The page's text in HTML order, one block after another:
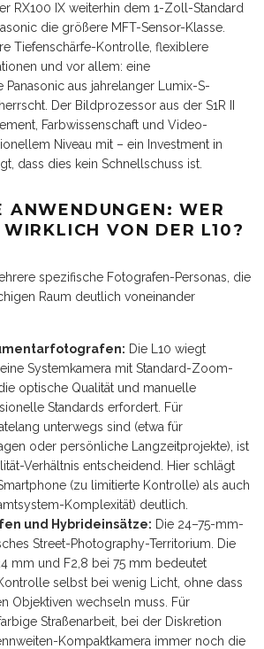
RX100 IX weiterhin dem 1-Zoll-Standard
die größere MFT-Sensor-Klasse.
Tiefenschärfe-Kontrolle, flexiblere
und vor allem: eine
Panasonic aus jahrelanger Lumix-S-
Der Bildprozessor aus der S1R II
Farbwissenschaft und Video-
Niveau mit – ein Investment in
dass dies kein Schnellschuss ist.
ANWENDUNGEN: WER
VON DER L10?
spezifische Fotografen-Personas, die
Raum deutlich voneinander
Die L10 wiegt
Systemkamera mit Standard-Zoom-
optische Qualität und manuelle
Standards erfordert. Für
unterwegs sind (etwa für
oder persönliche Langzeitprojekte), ist
Verhältnis entscheidend. Hier schlägt
(zu limitierte Kontrolle) als auch
Komplexität) deutlich.
und Hybrideinsätze: Die 24–75-mm-
Street-Photography-Territorium. Die
mm und F2,8 bei 75 mm bedeutet
selbst bei wenig Licht, ohne dass
Objektiven wechseln muss. Für
Straßenarbeit, bei der Diskretion
Kompaktkamera immer noch die